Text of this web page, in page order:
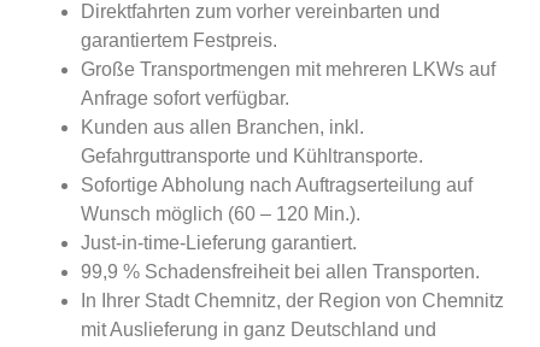
Direktfahrten zum vorher vereinbarten und
garantiertem Festpreis.
Große Transportmengen mit mehreren LKWs auf
Anfrage sofort verfügbar.
Kunden aus allen Branchen, inkl.
Gefahrguttransporte und Kühltransporte.
Sofortige Abholung nach Auftragserteilung auf
Wunsch möglich (60 – 120 Min.).
Just-in-time-Lieferung garantiert.
99,9 % Schadensfreiheit bei allen Transporten.
In Ihrer Stadt Chemnitz, der Region von Chemnitz
mit Auslieferung in ganz Deutschland und